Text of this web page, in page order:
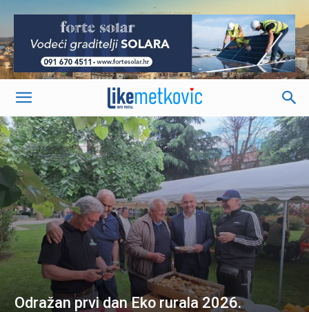
-
Odražan prvi dan Eko rurala 2026.